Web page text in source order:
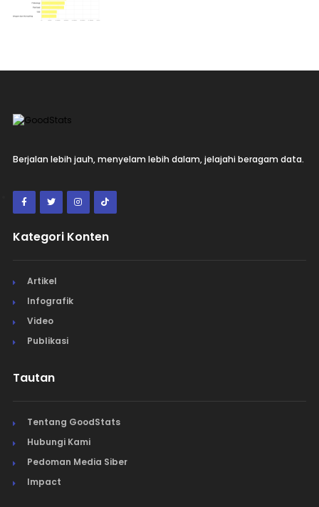
Berjalan lebih jauh, menyelam lebih dalam, jelajahi beragam data.
Kategori Konten
Artikel
Infografik
Video
Publikasi
Tautan
Tentang GoodStats
Hubungi Kami
Pedoman Media Siber
Impact